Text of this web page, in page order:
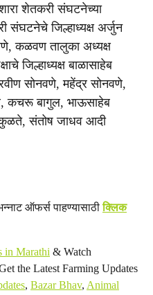
शेतकरी संघटनेच्या
संघटनेचे जिल्हाध्यक्ष अर्जुन
कळवण तालुका अध्यक्ष
जिल्हाध्यक्ष बाळासाहेब
सोनवणे, महेंद्र सोनवणे,
कचरू बागुल, भाऊसाहेब
संतोष जाधव आदी
ऑफर्स पाहण्यासाठीक्लिक
in Marathi & Watch
the Latest Farming Updates
, Bazar Bhav, Animal